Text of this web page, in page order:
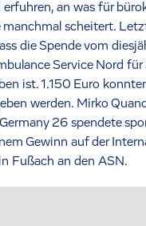
an was für
manchmal scheitert.
die Spende vom
Service Nord
ist. 1.150 Euro
werden. Mirko
26 spendete
Gewinn auf der
Fußach an den ASN.